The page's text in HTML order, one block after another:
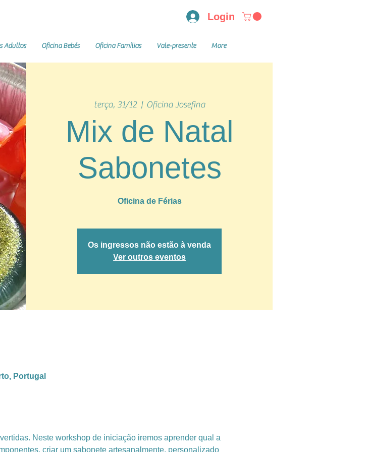
Login
Adultos Oficina Bebés Oficina Famílias Vale-presente More
terça, 31/12
  |
Oficina Josefina
Mix de Natal
Sabonetes
Oficina de Férias
Os ingressos não estão à venda
Ver outros eventos
Portugal
Neste workshop de iniciação iremos aprender qual a
criar um sabonete artesanalmente, personalizado